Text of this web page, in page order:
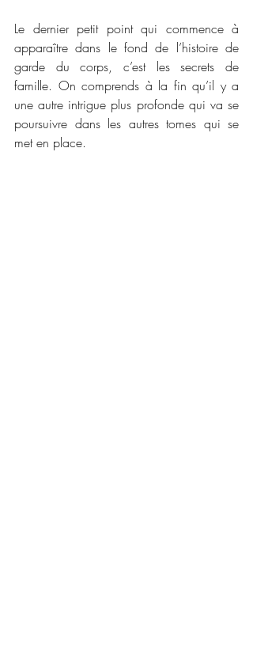
Le dernier petit point qui commence à
apparaître dans le fond de l’histoire de
garde du corps, c’est les secrets de
famille. On comprends à la fin qu’il y a
une autre intrigue plus profonde qui va se
poursuivre dans les autres tomes qui se
met en place.